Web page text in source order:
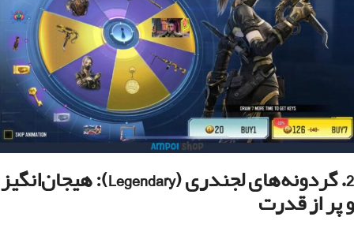
2. گردونه‌های لجندری (Legendary): هیجان‌انگیز
و پر از قدرت